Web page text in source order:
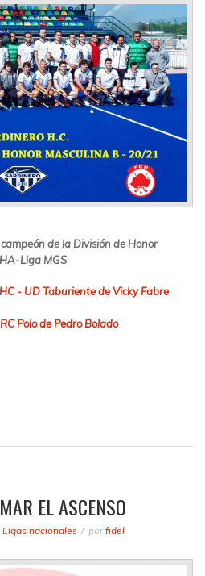
de la División de Honor
Liga MGS
- UD Taburiente de Vicky Fabre
Polo de Pedro Bolado
EL ASCENSO
Ligas nacionales porfidel